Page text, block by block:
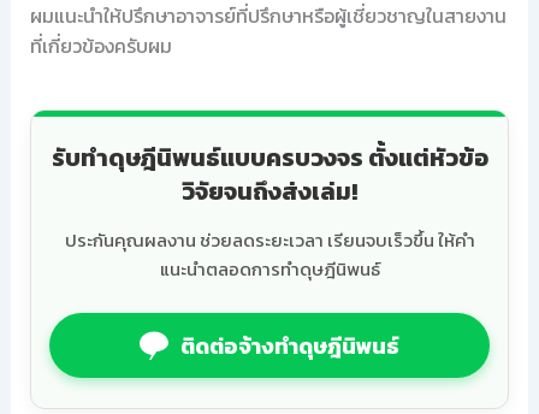
ผมแนะนำให้ปรึกษาอาจารย์ที่ปรึกษาหรือผู้เชี่ยวชาญในสายงาน
ที่เกี่ยวข้องครับผม
รับทำดุษฎีนิพนธ์แบบครบวงจร ตั้งแต่หัวข้อ
วิจัยจนถึงส่งเล่ม!
ประกันคุณผลงาน ช่วยลดระยะเวลา เรียนจบเร็วขึ้น ให้คำ
แนะนำตลอดการทำดุษฎีนิพนธ์
ติดต่อจ้างทำดุษฎีนิพนธ์